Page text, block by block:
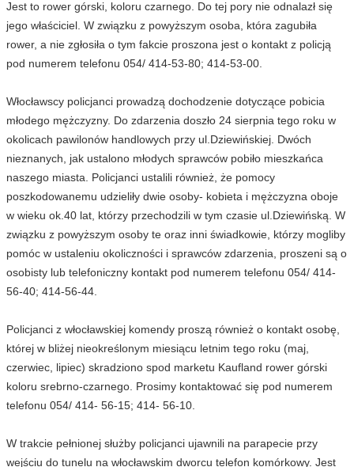
Jest to rower górski, koloru czarnego. Do tej pory nie odnalazł się
jego właściciel. W związku z powyższym osoba, która zagubiła
rower, a nie zgłosiła o tym fakcie proszona jest o kontakt z policją
pod numerem telefonu 054/ 414-53-80; 414-53-00.
Włocławscy policjanci prowadzą dochodzenie dotyczące pobicia
młodego mężczyzny. Do zdarzenia doszło 24 sierpnia tego roku w
okolicach pawilonów handlowych przy ul.Dziewińskiej. Dwóch
nieznanych, jak ustalono młodych sprawców pobiło mieszkańca
naszego miasta. Policjanci ustalili również, że pomocy
poszkodowanemu udzieliły dwie osoby- kobieta i mężczyzna oboje
w wieku ok.40 lat, którzy przechodzili w tym czasie ul.Dziewińską. W
związku z powyższym osoby te oraz inni świadkowie, którzy mogliby
pomóc w ustaleniu okoliczności i sprawców zdarzenia, proszeni są o
osobisty lub telefoniczny kontakt pod numerem telefonu 054/ 414-
56-40; 414-56-44.
Policjanci z włocławskiej komendy proszą również o kontakt osobę,
której w bliżej nieokreślonym miesiącu letnim tego roku (maj,
czerwiec, lipiec) skradziono spod marketu Kaufland rower górski
koloru srebrno-czarnego. Prosimy kontaktować się pod numerem
telefonu 054/ 414- 56-15; 414- 56-10.
W trakcie pełnionej służby policjanci ujawnili na parapecie przy
wejściu do tunelu na włocławskim dworcu telefon komórkowy. Jest